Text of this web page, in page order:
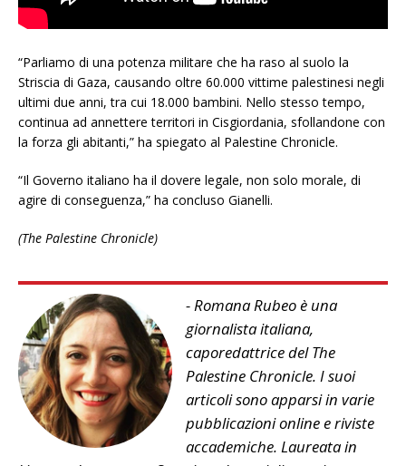
“Parliamo di una potenza militare che ha raso al suolo la
Striscia di Gaza, causando oltre 60.000 vittime palestinesi negli
ultimi due anni, tra cui 18.000 bambini. Nello stesso tempo,
continua ad annettere territori in Cisgiordania, sfollandone con
la forza gli abitanti,” ha spiegato al Palestine Chronicle.
“Il Governo italiano ha il dovere legale, non solo morale, di
agire di conseguenza,” ha concluso Gianelli.
(The Palestine Chronicle)
- Romana Rubeo è una
giornalista italiana,
caporedattrice del The
Palestine Chronicle. I suoi
articoli sono apparsi in varie
pubblicazioni online e riviste
accademiche. Laureata in